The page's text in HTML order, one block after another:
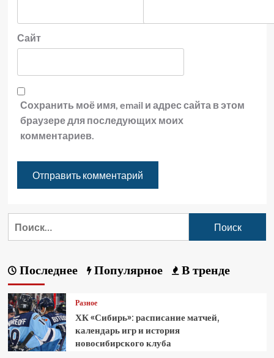
Сайт
Сохранить моё имя, email и адрес сайта в этом
браузере для последующих моих
комментариев.
Последнее Популярное В тренде
Разное
ХК «Сибирь»: расписание матчей,
календарь игр и история
новосибирского клуба